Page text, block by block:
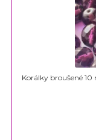
Korálky broušené